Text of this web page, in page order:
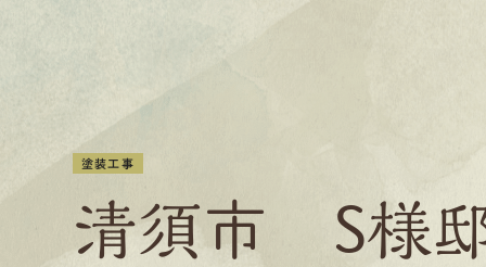
塗装工事
清須市 S様